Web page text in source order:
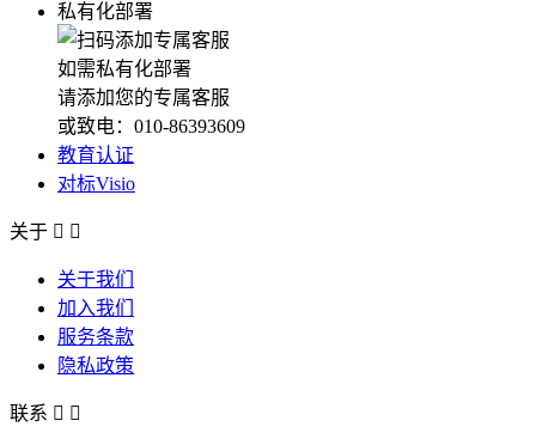
私有化部署
如需私有化部署
请添加您的专属客服
或致电：010-86393609
教育认证
对标Visio
关于  
关于我们
加入我们
服务条款
隐私政策
联系  